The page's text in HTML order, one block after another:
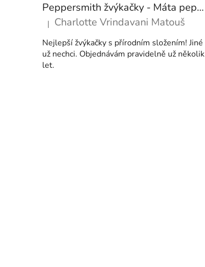
Peppersmith žvýkačky - Máta peprná, 15 g
Hodnocení produktu je 5 z 5 hvězdiček.
| Charlotte Vrindavani Matouš
Nejlepší žvýkačky s přírodním složením! Jiné
už nechci. Objednávám pravidelně už několik
let.